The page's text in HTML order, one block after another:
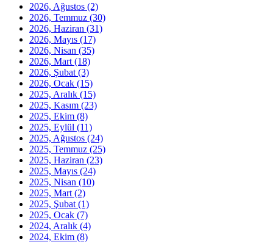
2026, Ağustos (2)
2026, Temmuz (30)
2026, Haziran (31)
2026, Mayıs (17)
2026, Nisan (35)
2026, Mart (18)
2026, Şubat (3)
2026, Ocak (15)
2025, Aralık (15)
2025, Kasım (23)
2025, Ekim (8)
2025, Eylül (11)
2025, Ağustos (24)
2025, Temmuz (25)
2025, Haziran (23)
2025, Mayıs (24)
2025, Nisan (10)
2025, Mart (2)
2025, Şubat (1)
2025, Ocak (7)
2024, Aralık (4)
2024, Ekim (8)